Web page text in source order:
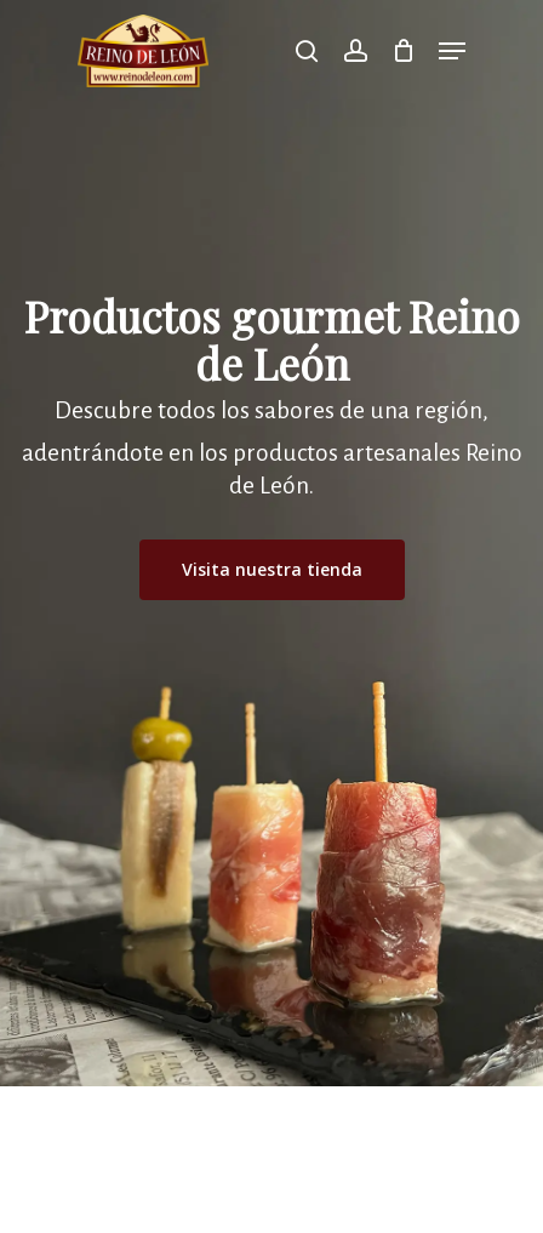
searchaccountMenu
Productos gourmet Reino
de León
Descubre todos los sabores de una región,
adentrándote en los productos artesanales Reino
de León.
Visita nuestra tienda